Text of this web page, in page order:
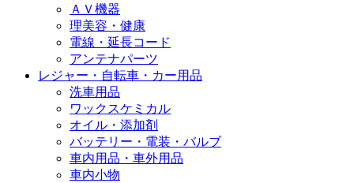
ＡＶ機器
理美容・健康
電線・延長コード
アンテナパーツ
レジャー・自転車・カー用品
洗車用品
ワックスケミカル
オイル・添加剤
バッテリー・電装・バルブ
車内用品・車外用品
車内小物